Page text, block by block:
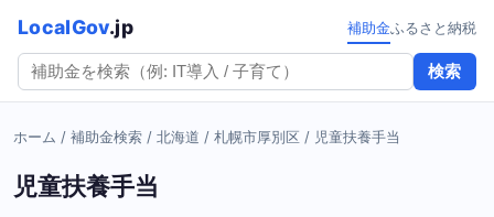
LocalGov.jp
検索
補助金ふるさと納税
ホーム / 補助金検索 / 北海道 / 札幌市厚別区 / 児童扶養手当
児童扶養手当